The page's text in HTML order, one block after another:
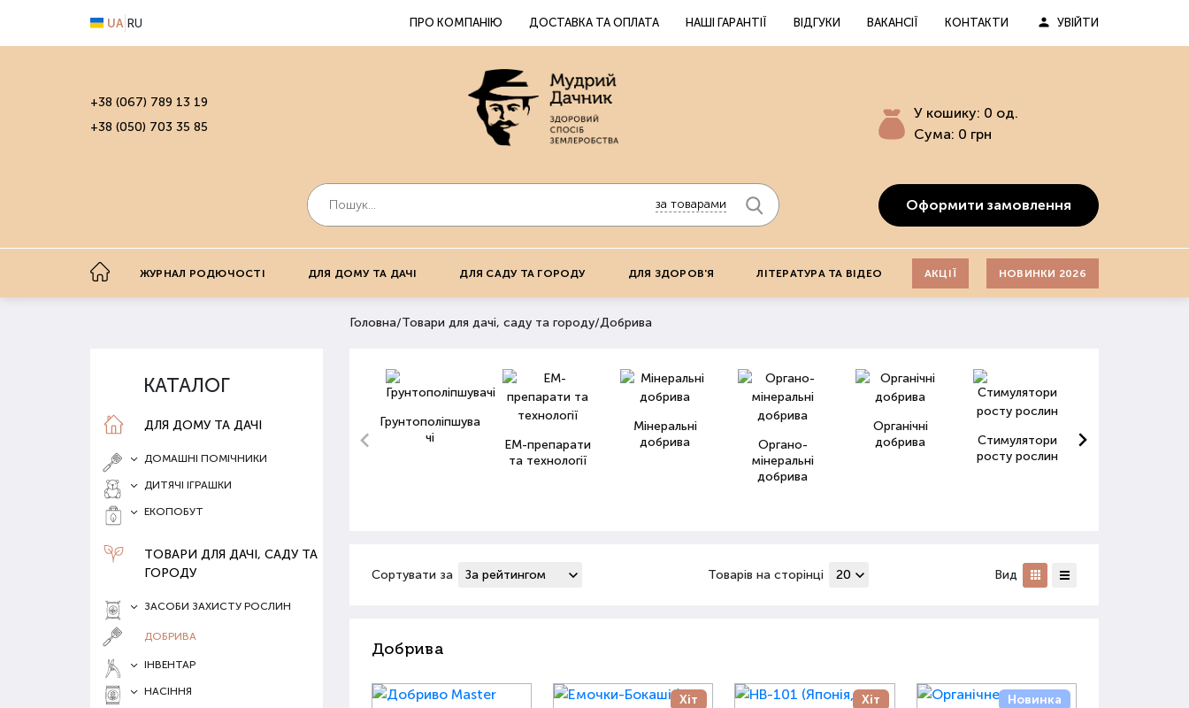
UA RU ПРО КОМПАНІЮ ДОСТАВКА ТА ОПЛАТА НАШІ ГАРАНТІЇ ВІДГУКИ ВАКАНСІЇ КОНТАКТИ УВІЙТИ
+38 (067) 789 13 19
+38 (050) 703 35 85
за товарами
У кошику: 0 од.
Сума: 0 грн
Оформити замовлення
ЖУРНАЛ РОДЮЧОСТІ ДЛЯ ДОМУ ТА ДАЧІ ДЛЯ САДУ ТА ГОРОДУ ДЛЯ ЗДОРОВ'Я ЛІТЕРАТУРА ТА ВІДЕО АКЦІЇ НОВИНКИ 2026
КАТАЛОГ
ДЛЯ ДОМУ ТА ДАЧІ
ДОМАШНІ ПОМІЧНИКИ
ДИТЯЧІ ІГРАШКИ
ЕКОПОБУТ
ТОВАРИ ДЛЯ ДАЧІ, САДУ ТА
ГОРОДУ
ЗАСОБИ ЗАХИСТУ РОСЛИН
ДОБРИВА
ІНВЕНТАР
НАСІННЯ
Головна/Товари для дачі, саду та городу/Добрива
Грунтополіпшува
чі
ЕМ-препарати
та технології
Мінеральні
добрива
Органо-
мінеральні
добрива
Органічні
добрива
Стимулятори
росту рослин
Сортувати за Товарів на сторінці Вид
Добрива
Хіт
Хіт
Новинка